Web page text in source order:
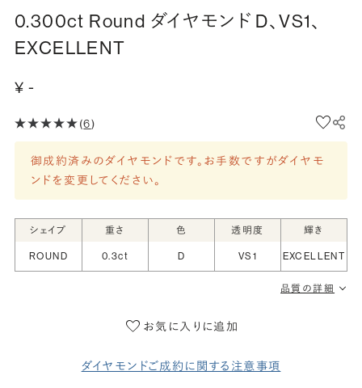
0.300ct Round ダイヤモンド D、VS1、
EXCELLENT
¥ -
(6)
御成約済みのダイヤモンドです。お手数ですがダイヤモ
ンドを変更してください。
シェイプ 重さ 色 透明度 輝き
ROUND 0.3ct D VS1 EXCELLENT
品質の詳細
お気に入りに追加
ダイヤモンドご成約に関する注意事項